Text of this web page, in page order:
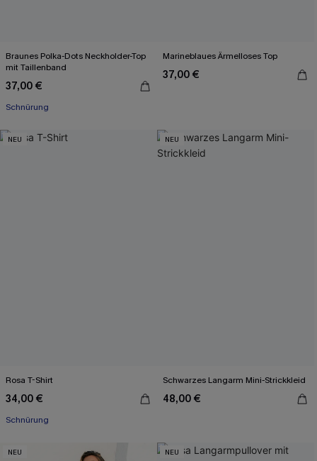
Braunes Polka-Dots Neckholder-Top
mit Taillenband
37,00 €
Schnürung
Marineblaues Ärmelloses Top
37,00 €
NEU
Rosa T-Shirt
34,00 €
Schnürung
NEU
Schwarzes Langarm Mini-Strickkleid
48,00 €
NEU NEU